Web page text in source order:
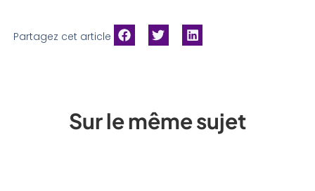
Partagez cet article
Sur le même sujet